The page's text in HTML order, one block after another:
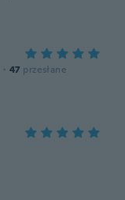
· 47 przesłane